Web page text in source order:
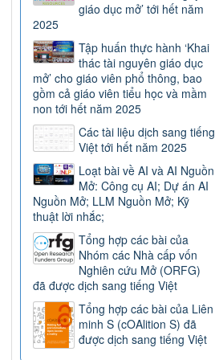
giáo dục mở’ tới hết năm
2025
Tập huấn thực hành ‘Khai
thác tài nguyên giáo dục
mở’ cho giáo viên phổ thông, bao
gồm cả giáo viên tiểu học và mầm
non tới hết năm 2025
Các tài liệu dịch sang tiếng
Việt tới hết năm 2025
Loạt bài về AI và AI Nguồn
Mở: Công cụ AI; Dự án AI
Nguồn Mở; LLM Nguồn Mở; Kỹ
thuật lời nhắc;
Tổng hợp các bài của
Nhóm các Nhà cấp vốn
Nghiên cứu Mở (ORFG)
đã được dịch sang tiếng Việt
Tổng hợp các bài của Liên
minh S (cOAlition S) đã
được dịch sang tiếng Việt